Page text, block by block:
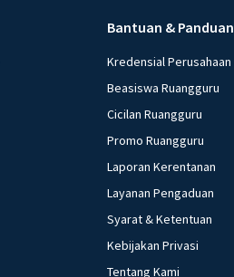
Bantuan & Panduan
Kredensial Perusahaan
Beasiswa Ruangguru
Cicilan Ruangguru
Promo Ruangguru
Laporan Kerentanan
Layanan Pengaduan
Syarat & Ketentuan
Kebijakan Privasi
Tentang Kami